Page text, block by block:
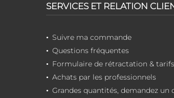
SERVICES ET RELATION
Suivre ma commande
Questions fréquentes
Formulaire de rétractation &
Achats par les professionnels
Grandes quantités, demandez un